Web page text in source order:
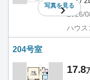
写真を見る
2026/
ハウス
204号室
17.8